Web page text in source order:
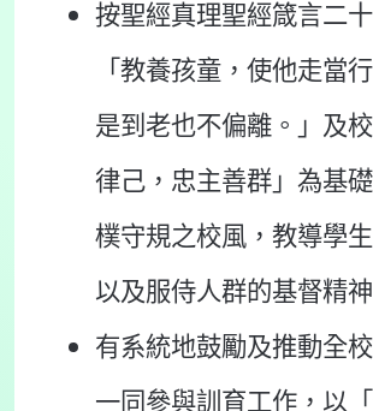
按聖經真理聖經箴言二
「教養孩童，使他走當
是到老也不偏離。」及
律己，忠主善群」為基
樸守規之校風，教導學
以及服侍人群的基督精神
有系統地鼓勵及推動全
一同參與訓育工作，以